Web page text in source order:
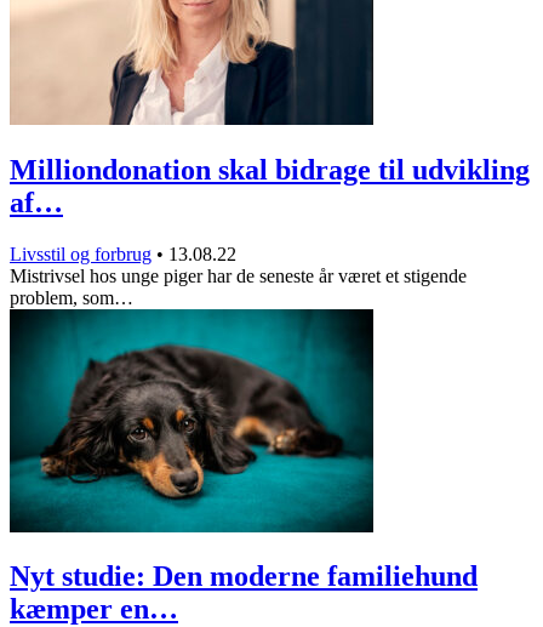
Milliondonation skal bidrage til udvikling
af…
Livsstil og forbrug • 13.08.22
Mistrivsel hos unge piger har de seneste år været et stigende
problem, som…
Nyt studie: Den moderne familiehund
kæmper en…